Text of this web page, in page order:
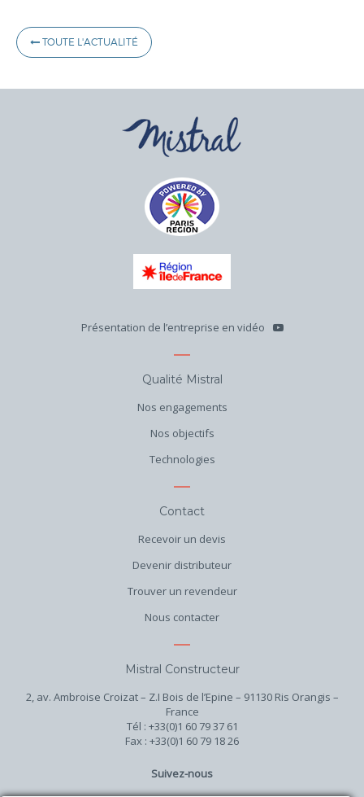
TOUTE L'ACTUALITÉ
Présentation de l’entreprise en vidéo
Qualité Mistral
Nos engagements
Nos objectifs
Technologies
Contact
Recevoir un devis
Devenir distributeur
Trouver un revendeur
Nous contacter
Mistral Constructeur
2, av. Ambroise Croizat – Z.I Bois de l’Epine – 91130 Ris Orangis –
France
Tél : +33(0)1 60 79 37 61
Fax : +33(0)1 60 79 18 26
Suivez-nous